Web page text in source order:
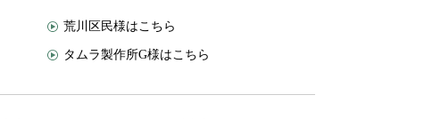
荒川区民様はこちら
タムラ製作所G様はこちら